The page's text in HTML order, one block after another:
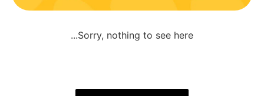
Sorry, nothing to see here...